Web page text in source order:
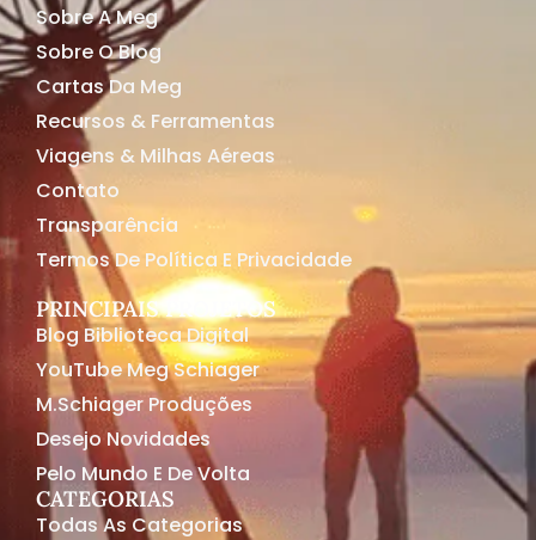
Sobre A Meg
Sobre O Blog
Cartas Da Meg
Recursos & Ferramentas
Viagens & Milhas Aéreas
Contato
Transparência
Termos De Política E Privacidade
PRINCIPAIS PROJETOS
Blog Biblioteca Digital
YouTube Meg Schiager
M.Schiager Produções
Desejo Novidades
Pelo Mundo E De Volta
CATEGORIAS
Todas As Categorias